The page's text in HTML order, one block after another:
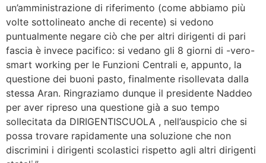
un’amministrazione di riferimento (come abbiamo più
volte sottolineato anche di recente) si vedono
puntualmente negare ciò che per altri dirigenti di pari
fascia è invece pacifico: si vedano gli 8 giorni di -vero-
smart working per le Funzioni Centrali e, appunto, la
questione dei buoni pasto, finalmente risollevata dalla
stessa Aran. Ringraziamo dunque il presidente Naddeo
per aver ripreso una questione già a suo tempo
sollecitata da DIRIGENTISCUOLA , nell’auspicio che si
possa trovare rapidamente una soluzione che non
discrimini i dirigenti scolastici rispetto agli altri dirigenti